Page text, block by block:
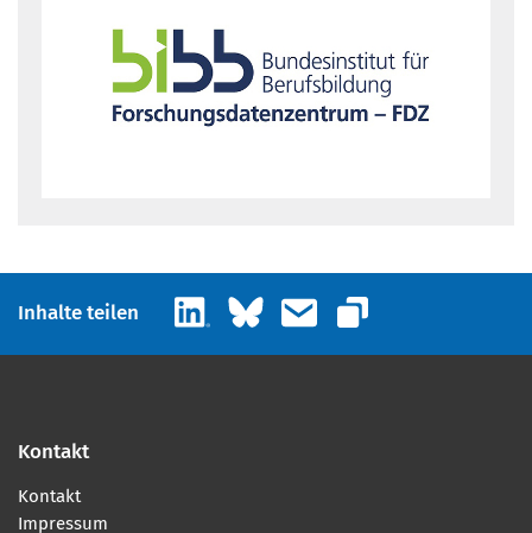
Inhalte teilen LinkedInBlueskyE-Mail
Link kopieren
Kontakt
Kontakt
Impressum